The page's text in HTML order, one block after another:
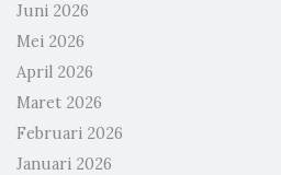
Juni 2026
Mei 2026
April 2026
Maret 2026
Februari 2026
Januari 2026